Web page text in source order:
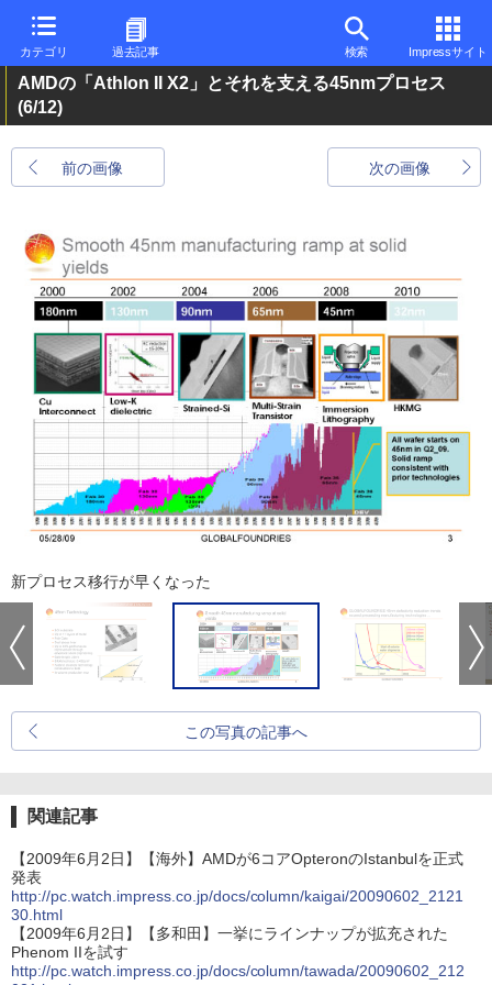
カテゴリ 過去記事 検索 Impressサイト
AMDの「Athlon II X2」とそれを支える45nmプロセス
(6/12)
前の画像 次の画像
新プロセス移行が早くなった
この写真の記事へ
関連記事
【2009年6月2日】【海外】AMDが6コアOpteronのIstanbulを正式
発表
http://pc.watch.impress.co.jp/docs/column/kaigai/20090602_2121
30.html
【2009年6月2日】【多和田】一挙にラインナップが拡充された
Phenom IIを試す
http://pc.watch.impress.co.jp/docs/column/tawada/20090602_212